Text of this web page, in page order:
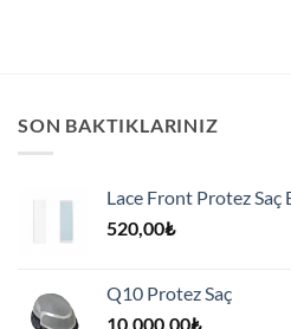
SON BAKTIKLARINIZ
Lace Front Protez Saç
520,00₺
Q10 Protez Saç
10.000,00₺